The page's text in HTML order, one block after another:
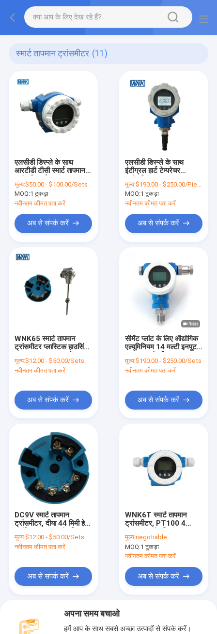
स्मार्ट तापमान ट्रांसमीटर (11)
एलसीडी डिस्प्ले के साथ
आरटीडी टीसी स्मार्ट तापमान
डायग्नोस्टिक्स
मूल्य:$50.00 - $100.00/Sets
MOQ:1 टुकड़ा
नवीनतम कीमत पता करें
अब से संपर्क करें
एलसीडी डिस्प्ले के साथ
इंटीग्रल हार्ट टेम्परेचर
मूल्य:$190.00 - $250.00/Pieces
MOQ:1 टुकड़ा
नवीनतम कीमत पता करें
अब से संपर्क करें
WNK65 स्मार्ट तापमान
ट्रांसमीटर प्लास्टिक हाउसिंग
मूल्य:$12.00 - $50.00/Sets
नवीनतम कीमत पता करें
अब से संपर्क करें
सीमेंट प्लांट के लिए औद्योगिक
एल्यूमिनियम 14 मल्टी इनपुट
मूल्य:$190.00 - $250.00/Sets
नवीनतम कीमत पता करें
अब से संपर्क करें
DC9V स्मार्ट तापमान
ट्रांसमीटर, दीया 44 मिमी हेड
मूल्य:$12.00 - $50.00/Sets
नवीनतम कीमत पता करें
अब से संपर्क करें
WNK6T स्मार्ट तापमान
ट्रांसमीटर, PT100 4
मूल्य:negotiable
MOQ:1 टुकड़ा
नवीनतम कीमत पता करें
अब से संपर्क करें
अपना समय बचाओ
हमें आप के साथ सबसे अच्छा उत्पादों से संपर्क करें।